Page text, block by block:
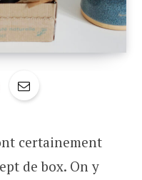
certainement
de box. On y